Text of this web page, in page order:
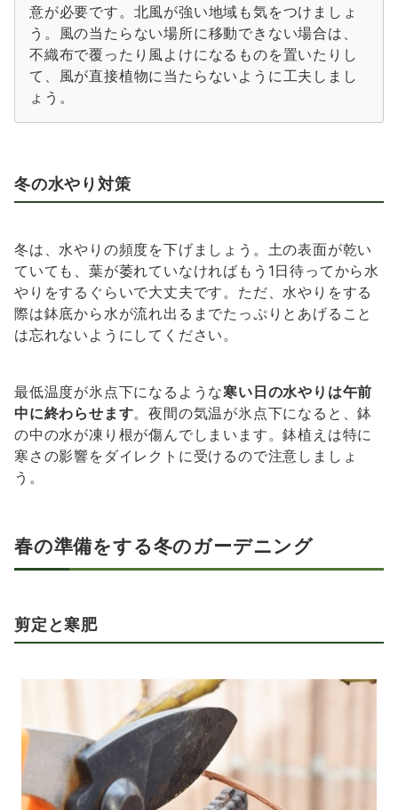
意が必要です。北風が強い地域も気をつけましょ
う。風の当たらない場所に移動できない場合は、
不織布で覆ったり風よけになるものを置いたりし
て、風が直接植物に当たらないように工夫しまし
ょう。
冬の水やり対策
冬は、水やりの頻度を下げましょう。土の表面が乾い
ていても、葉が萎れていなければもう1日待ってから水
やりをするぐらいで大丈夫です。ただ、水やりをする
際は鉢底から水が流れ出るまでたっぷりとあげること
は忘れないようにしてください。
最低温度が氷点下になるような寒い日の水やりは午前
中に終わらせます。夜間の気温が氷点下になると、鉢
の中の水が凍り根が傷んでしまいます。鉢植えは特に
寒さの影響をダイレクトに受けるので注意しましょ
う。
春の準備をする冬のガーデニング
剪定と寒肥